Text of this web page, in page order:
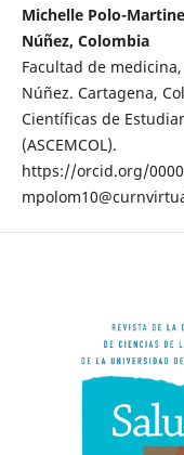
Michelle Polo-
Núñez, Colombia
Facultad de
Núñez. Cartagena,
Científicas de
(ASCEMCOL).
https://orcid.org/